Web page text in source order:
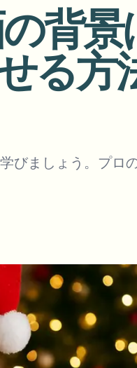
BETA
ンス
る — Ceptory
背
る方
びましょう。プロ